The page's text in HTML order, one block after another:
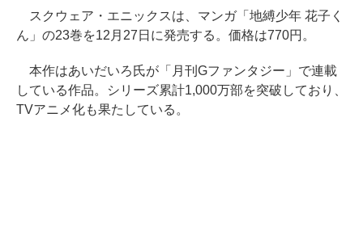
スクウェア・エニックスは、マンガ「地縛少年 花子く
ん」の23巻を12月27日に発売する。価格は770円。
本作はあいだいろ氏が「月刊Gファンタジー」で連載
している作品。シリーズ累計1,000万部を突破しており、
TVアニメ化も果たしている。